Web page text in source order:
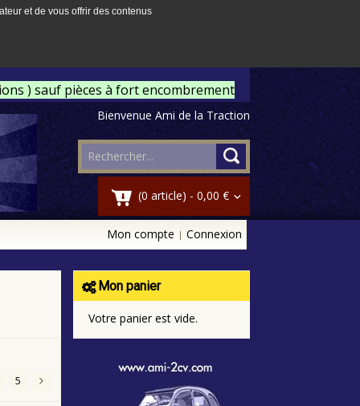
et de vous offrir des contenus
) sauf pièces à fort encombrement
Bienvenue Ami de la Traction
(0 article) - 0,00 €
Mon compte Connexion
5
Mon panier
Votre panier est vide.